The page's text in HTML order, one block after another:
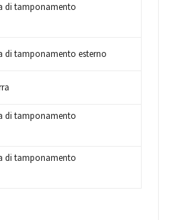
di tamponamento
di tamponamento esterno
di tamponamento
di tamponamento